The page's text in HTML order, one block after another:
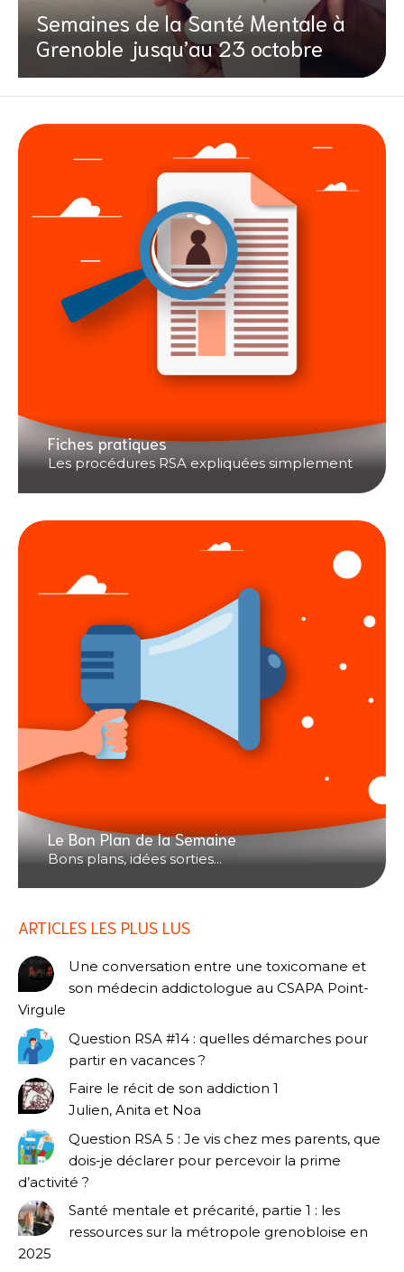
Semaines de la Santé Mentale à
Grenoble jusqu’au 23 octobre
Fiches pratiques
Les procédures RSA expliquées simplement
Le Bon Plan de la Semaine
Bons plans, idées sorties...
ARTICLES LES PLUS LUS
Une conversation entre une toxicomane et
son médecin addictologue au CSAPA Point-
Virgule
Question RSA #14 : quelles démarches pour
partir en vacances ?
Faire le récit de son addiction 1
Julien, Anita et Noa
Question RSA 5 : Je vis chez mes parents, que
dois-je déclarer pour percevoir la prime
d’activité ?
Santé mentale et précarité, partie 1 : les
ressources sur la métropole grenobloise en
2025